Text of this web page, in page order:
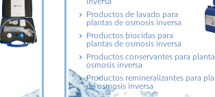
Productos de lavado para
plantas de osmosis inversa
Productos biocidas para
plantas de osmosis inversa
Productos conservantes para
osmosis inversa
Productos remineralizantes para
de osmosis inversa